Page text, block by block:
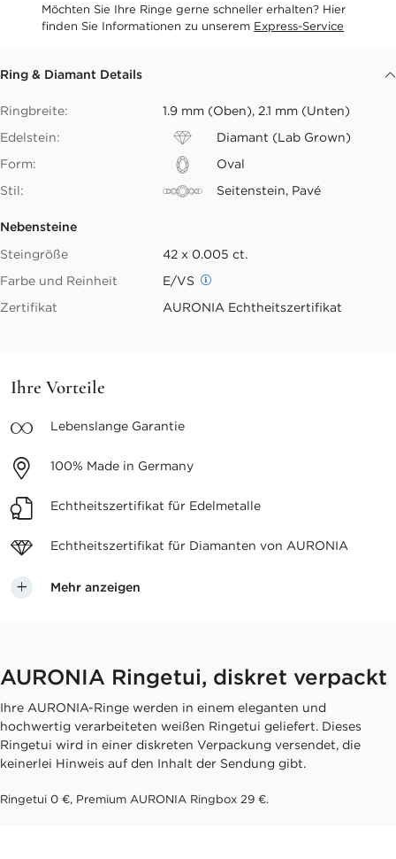
Möchten Sie Ihre Ringe gerne schneller erhalten? Hier
finden Sie Informationen zu unserem Express-Service
Ring & Diamant Details
Ringbreite:
1.9 mm (Oben), 2.1 mm (Unten)
Edelstein:
Diamant (Lab Grown)
Form:
Oval
Stil:
Seitenstein, Pavé
Nebensteine
Steingröße
42 x 0.005 ct.
Farbe und Reinheit
E/VS
Zertifikat
AURONIA Echtheitszertifikat
Ihre Vorteile
Lebenslange Garantie
100% Made in Germany
Echtheitszertifikat für Edelmetalle
Echtheitszertifikat für Diamanten von AURONIA
Mehr anzeigen
AURONIA Ringetui, diskret verpackt
Ihre AURONIA-Ringe werden in einem eleganten und
hochwertig verarbeiteten weißen Ringetui geliefert. Dieses
Ringetui wird in einer diskreten Verpackung versendet, die
keinerlei Hinweis auf den Inhalt der Sendung gibt.
Ringetui 0 €, Premium AURONIA Ringbox 29 €.